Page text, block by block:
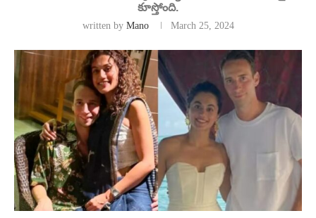
కూస్తోంది.
written by Mano March 25, 2024